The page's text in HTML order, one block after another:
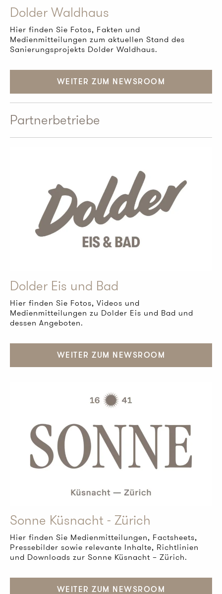
Dolder Waldhaus
Hier finden Sie Fotos, Fakten und
Medienmitteilungen zum aktuellen Stand des
Sanierungsprojekts Dolder Waldhaus.
WEITER ZUM NEWSROOM
Partnerbetriebe
Dolder Eis und Bad
Hier finden Sie Fotos, Videos und
Medienmitteilungen zu Dolder Eis und Bad und
dessen Angeboten.
WEITER ZUM NEWSROOM
Sonne Küsnacht - Zürich
Hier finden Sie Medienmitteilungen, Factsheets,
Pressebilder sowie relevante Inhalte, Richtlinien
und Downloads zur Sonne Küsnacht – Zürich.
WEITER ZUM NEWSROOM